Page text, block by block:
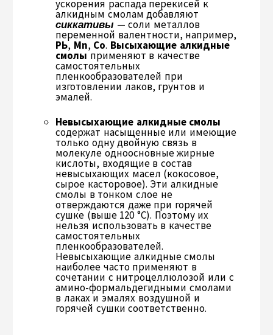
ускорения распада перекисей к
алкидным смолам добавляют
сиккативы — соли металлов
переменной валентности, например,
РЬ, Мn, Со. Высыхающие алкидные
смолы применяют в качестве
самостоятельных
пленкообразователей при
изготовлении лаков, грунтов и
эмалей.
Невысыхающие алкидные смолы
содержат насыщенные или имеющие
только одну двойную связь в
молекуле одноосновные жирные
кислоты, входящие в состав
невысыхающих масел (кокосовое,
сырое касторовое). Эти алкидные
смолы в тонком слое не
отверждаются даже при горячей
сушке (выше 120 °С). Поэтому их
нельзя использовать в качестве
самостоятельных
пленкообразователей.
Невысыхающие алкидные смолы
наиболее часто применяют в
сочетании с нитроцеллюлозой или с
амино-формальдегидными смолами
в лаках и эмалях воздушной и
горячей сушки соответственно.